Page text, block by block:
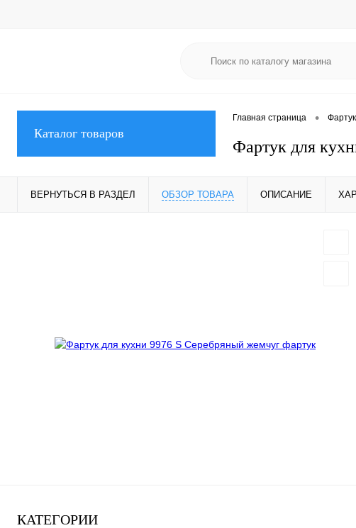
Каталог товаро
Главная страница •
Фартук для
ЕРНУТЬСЯ В РАЗДЕЛ ОБЗОР ТОВАРА ОПИСАНИЕ
КАТЕГОРИИ